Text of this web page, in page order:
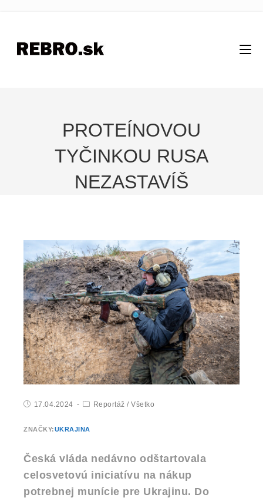
PROTEÍNOVOU
TYČINKOU RUSA
NEZASTAVÍŠ
17.04.2024 Reportáž / Všetko
ZNAČKY:UKRAJINA
Česká vláda nedávno odštartovala
celosvetovú iniciatívu na nákup
potrebnej munície pre Ukrajinu. Do